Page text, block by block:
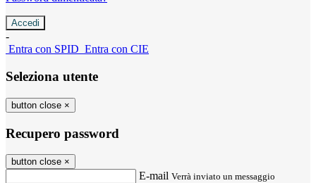
-
Entra con SPID Entra con CIE
Seleziona utente
button close ×
Recupero password
button close ×
E-mail Verrà inviato un messaggio